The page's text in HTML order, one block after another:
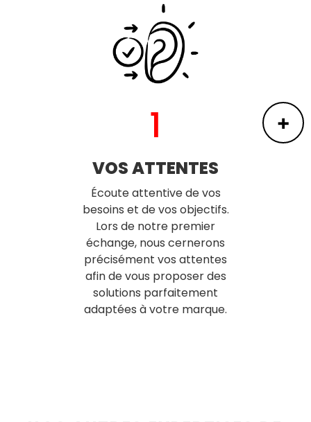
1
VOS ATTENTES
Écoute attentive de vos
besoins et de vos objectifs.
Lors de notre premier
échange, nous cernerons
précisément vos attentes
afin de vous proposer des
solutions parfaitement
adaptées à votre marque.
+